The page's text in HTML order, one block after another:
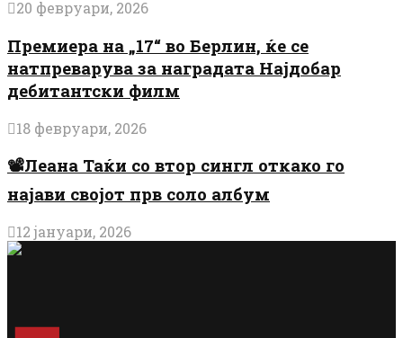
20 февруари, 2026
Премиера на „17“ во Берлин, ќе се
натпреварува за наградата Најдобар
дебитантски филм
18 февруари, 2026
📽️Леана Таќи со втор сингл откако го
најави својот прв соло албум
12 јануари, 2026